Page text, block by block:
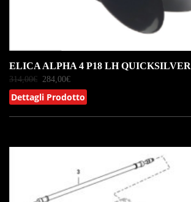
ELICA ALPHA 4 P18 LH QUICKSILVER
314,00€ 284,00€
Dettagli Prodotto